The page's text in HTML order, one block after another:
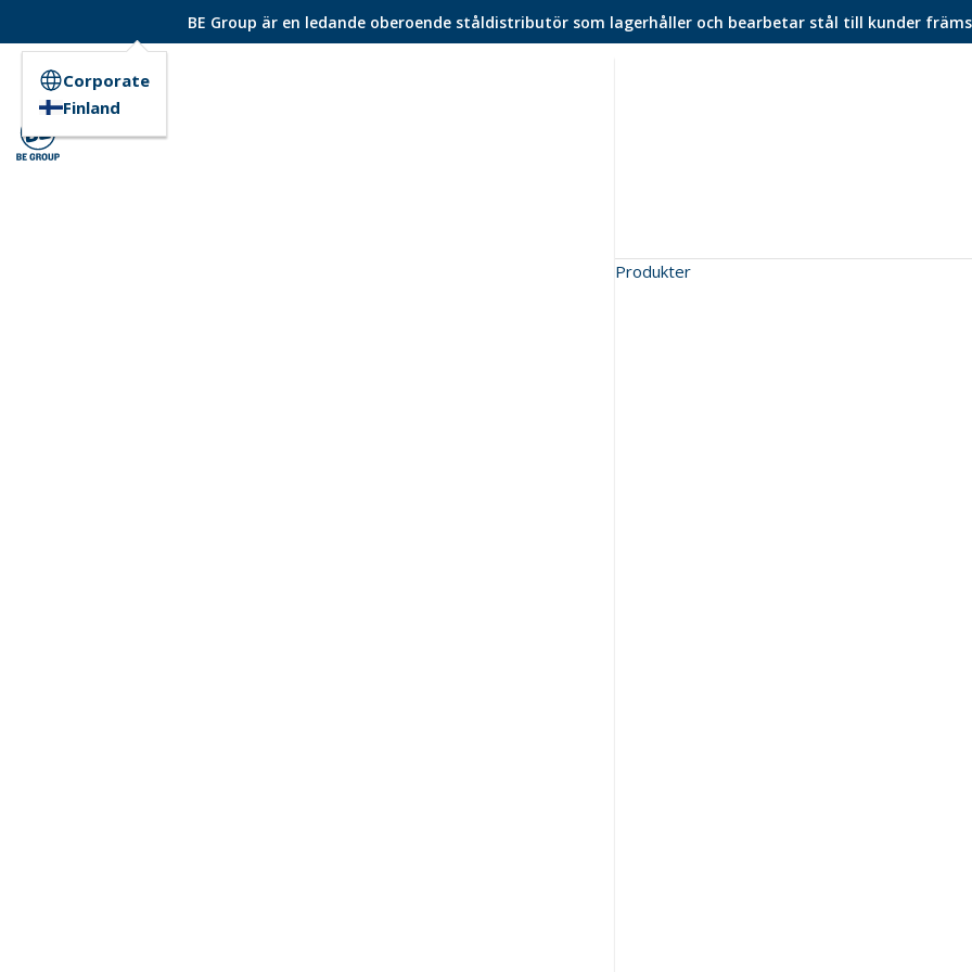
BE Group är en ledande oberoende ståldistributör som lagerhåller och bearbetar stål till kunder
Produkter
Corporate
Finland